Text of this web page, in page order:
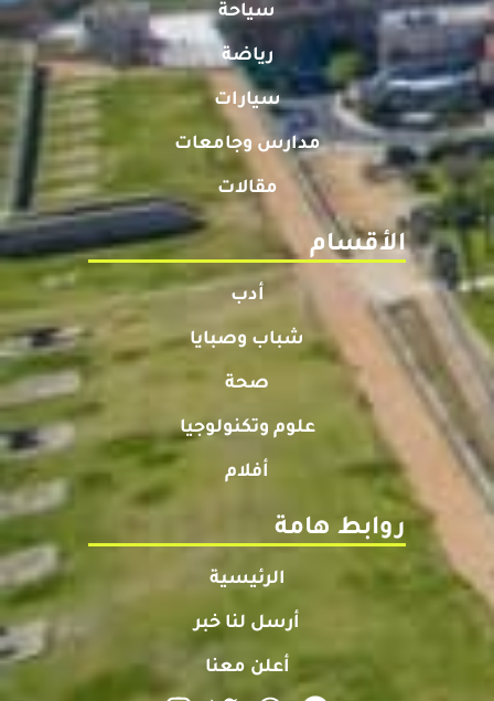
سياحة
رياضة
سيارات
مدارس وجامعات
مقالات
الأقسام
أدب
شباب وصبايا
صحة
علوم وتكنولوجيا
أفلام
روابط هامة
الرئيسية
أرسل لنا خبر
أعلن معنا